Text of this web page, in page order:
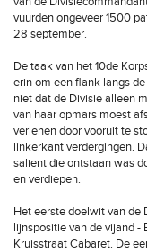
vuurden ongeveer 1500
28 september.
De taak van het 10de
erin om een flank langs
niet dat de Divisie alleen
van haar opmars moest
verlenen door vooruit te
linkerkant verdergingen.
salient die ontstaan was
en verdiepen.
Het eerste doelwit van de
lijnspositie van de vijand -
Kruisstraat Cabaret. De